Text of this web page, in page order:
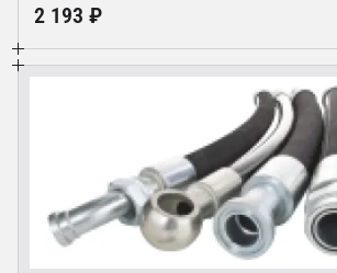
2 193 ₽